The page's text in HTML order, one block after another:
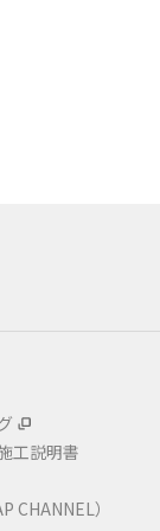
工説明書
CHANNEL）